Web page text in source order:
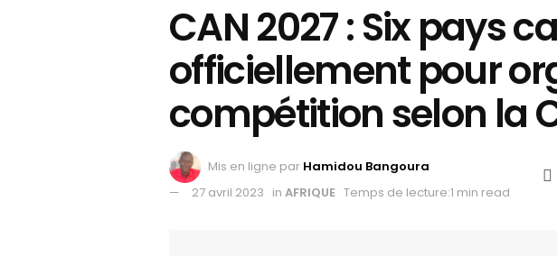
CAN 2027 : Six pays
officiellement pour
compétition selon la
Mis en ligne par Hamidou Bangoura
27 avril 2023 in AFRIQUE Temps de lecture:1 min read